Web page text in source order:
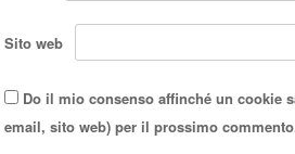
Sito web
Do il mio consenso affinché un cookie
email, sito web) per il prossimo